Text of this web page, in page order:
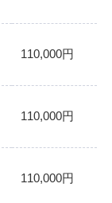
110,000円
110,000円
110,000円